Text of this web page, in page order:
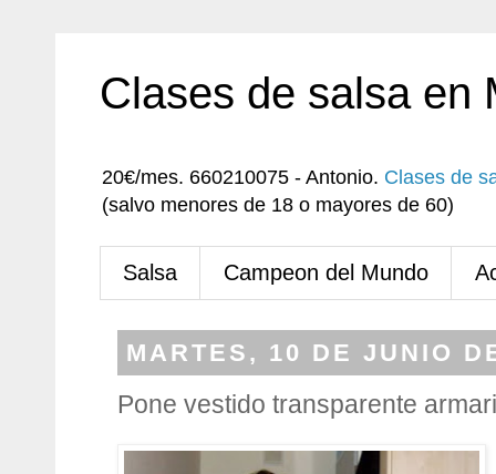
Clases de salsa en
20€/mes. 660210075 - Antonio. Clases de
(salvo menores de 18 o mayores de 60)
Salsa Campeon del Mundo
MARTES, 10 DE JUNIO
Pone vestido transparente